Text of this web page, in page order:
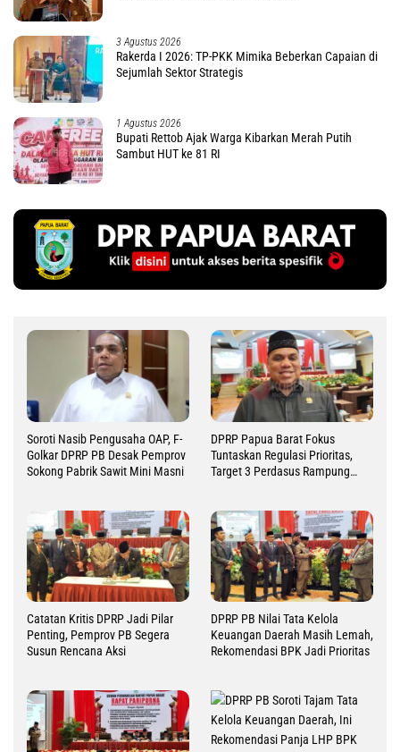
3 Agustus 2026
Rakerda I 2026: TP-PKK Mimika Beberkan Capaian di
Sejumlah Sektor Strategis
1 Agustus 2026
Bupati Rettob Ajak Warga Kibarkan Merah Putih
Sambut HUT ke 81 RI
Soroti Nasib Pengusaha OAP, F-
Golkar DPRP PB Desak Pemprov
Sokong Pabrik Sawit Mini Masni
DPRP Papua Barat Fokus
Tuntaskan Regulasi Prioritas,
Target 3 Perdasus Rampung
Catatan Kritis DPRP Jadi Pilar
Penting, Pemprov PB Segera
Susun Rencana Aksi
DPRP PB Nilai Tata Kelola
Keuangan Daerah Masih Lemah,
Rekomendasi BPK Jadi Prioritas